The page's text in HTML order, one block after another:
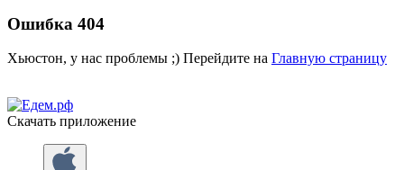
Ошибка 404
Хьюстон, у нас проблемы ;) Перейдите на Главную страницу
Скачать приложение